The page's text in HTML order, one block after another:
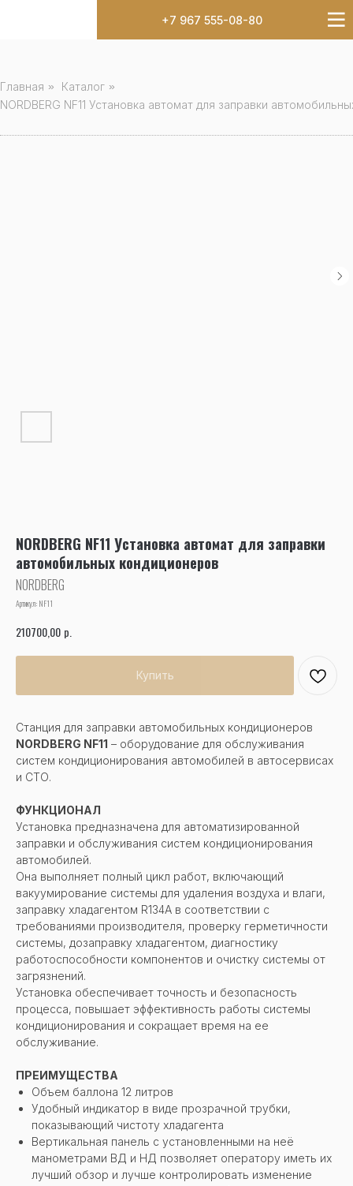
+7 967 555-08-80
Главная » Каталог »
NORDBERG NF11 Установка автомат для заправки
NORDBERG NF11 Установка автомат для заправки
автомобильных кондиционеров
NORDBERG
Артикул: NF11
210700,00 р.
Купить
Станция для заправки автомобильных кондиционеров
NORDBERG NF11 – оборудование для обслуживания
систем кондиционирования автомобилей в автосервисах
и СТО.
ФУНКЦИОНАЛ
Установка предназначена для автоматизированной
заправки и обслуживания систем кондиционирования
автомобилей.
Она выполняет полный цикл работ, включающий
вакуумирование системы для удаления воздуха и влаги,
заправку хладагентом R134A в соответствии с
требованиями производителя, проверку герметичности
системы, дозаправку хладагентом, диагностику
работоспособности компонентов и очистку системы от
загрязнений.
Установка обеспечивает точность и безопасность
процесса, повышает эффективность работы системы
кондиционирования и сокращает время на ее
обслуживание.
ПРЕИМУЩЕСТВА
Объем баллона 12 литров
Удобный индикатор в виде прозрачной трубки,
показывающий чистоту хладагента
Вертикальная панель с установленными на неё
манометрами ВД и НД позволяет оператору иметь их
лучший обзор и лучше контролировать изменение